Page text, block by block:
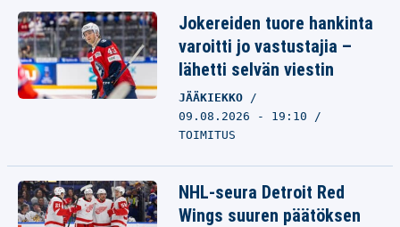
Jokereiden tuore hankinta
varoitti jo vastustajia –
lähetti selvän viestin
JÄÄKIEKKO
09.08.2026 - 19:10
TOIMITUS
NHL-seura Detroit Red
Wings suuren päätöksen